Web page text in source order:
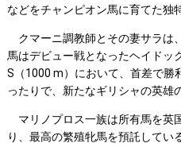
などをチャンピオン馬に育てた独
クマーニ調教師とその妻サラは
馬はデビュー戦となったヘイドッ
S（1000 m）において、首差で勝
ったりで、新たなギリシャの英雄
マリノプロス一族は所有馬を英
り、最高の繁殖牝馬を預託して